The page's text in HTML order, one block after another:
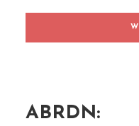
ABRDN: